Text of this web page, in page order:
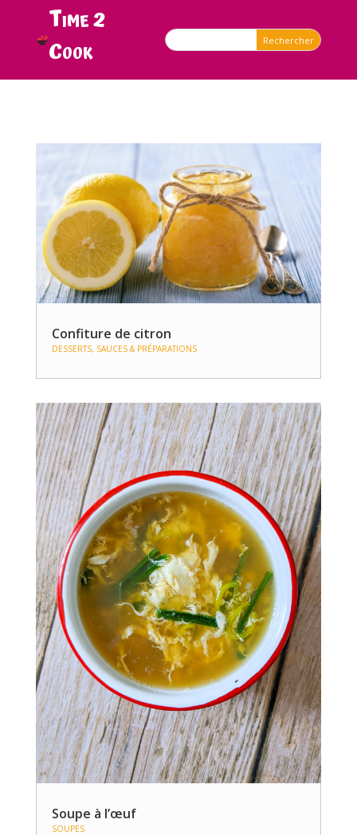
Time 2
Cook
Confiture de citron
DESSERTS, SAUCES & PRÉPARATIONS
Soupe à l’œuf
SOUPES